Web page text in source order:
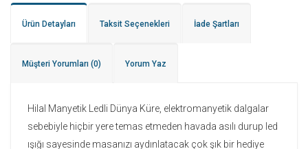
Ürün Detayları Taksit Seçenekleri İade Şartları
Müşteri Yorumları (0) Yorum Yaz
Hilal Manyetik Ledli Dünya Küre, elektromanyetik dalgalar
sebebiyle hiçbir yere temas etmeden havada asılı durup led
ışığı sayesinde masanızı aydınlatacak çok şık bir hediye